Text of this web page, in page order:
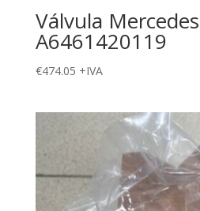
Válvula Mercedes
A6461420119
€474.05 +IVA